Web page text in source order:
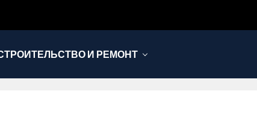
И РЕМОНТ